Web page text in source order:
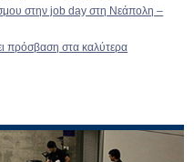
στην job day στη Νεάπολη –
πρόσβαση στα καλύτερα